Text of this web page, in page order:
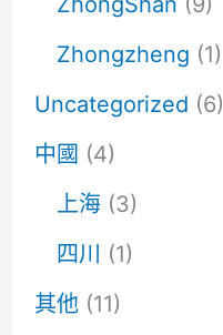
Zhongzheng (1)
Uncategorized (6)
中國 (4)
上海(3)
四川
(1)
其他(11)